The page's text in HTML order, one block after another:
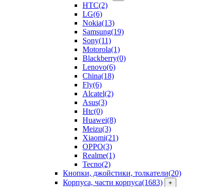
HTC(2)
LG(6)
Nokia(13)
Samsung(19)
Sony(11)
Motorola(1)
Blackberry(0)
Lenovo(6)
China(18)
Fly(6)
Alcatel(2)
Asus(3)
Htc(0)
Huawei(8)
Meizu(3)
Xiaomi(21)
OPPO(3)
Realme(1)
Tecno(2)
Кнопки, джойстики, толкатели(20)
Корпуса, части корпуса(1683) +